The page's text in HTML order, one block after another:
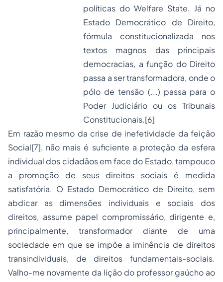
políticas doWelfare State. Já no
Estado Democrático de Direito,
fórmula constitucionalizada nos
textos magnos das principais
democracias, a função do Direito
passa a ser transformadora, onde o
pólo de tensão (...) passa para o
Poder Judiciário ou os Tribunais
Constitucionais.[6]
Em razão mesmo da crise de inefetividade da feição
Social[7], não mais é suficiente a proteção da esfera
individual dos cidadãos em face do Estado, tampouco
a promoção de seus direitos sociais é medida
satisfatória. O Estado Democrático de Direito, sem
abdicar as dimensões individuais e sociais dos
direitos, assume papel compromissário, dirigente e,
principalmente, transformador diante de uma
sociedade em que se impõe a iminência de direitos
transindividuais, de direitos fundamentais-sociais.
Valho-me novamente da lição do professor gaúcho ao